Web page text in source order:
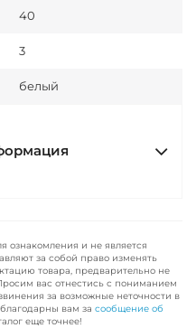
40
3
белый
ознакомления и не является
за собой право изменять
товара, предварительно не
вас отнестись с пониманием
за возможные неточности в
вам за сообщение об
еще точнее!